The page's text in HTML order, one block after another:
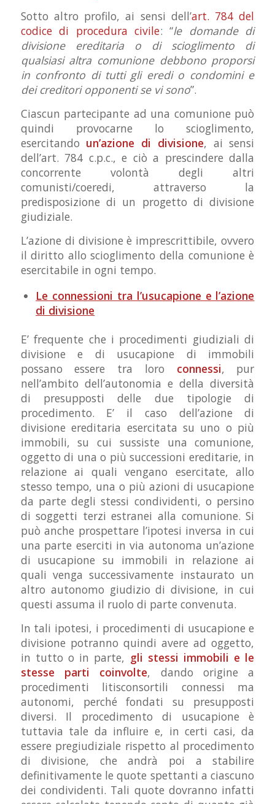
Sotto altro profilo, ai sensi dell’art. 784 del
codice di procedura civile: “le domande di
divisione ereditaria o di scioglimento di
qualsiasi altra comunione debbono proporsi
in confronto di tutti gli eredi o condomini e
dei creditori opponenti se vi sono”.
Ciascun partecipante ad una comunione può
quindi provocarne lo scioglimento,
esercitando un’azione di divisione, ai sensi
dell’art. 784 c.p.c., e ciò a prescindere dalla
concorrente volontà degli altri
comunisti/coeredi, attraverso la
predisposizione di un progetto di divisione
giudiziale.
L’azione di divisione è imprescrittibile, ovvero
il diritto allo scioglimento della comunione è
esercitabile in ogni tempo.
Le connessioni tra l’usucapione e l’azione
di divisione
E’ frequente che i procedimenti giudiziali di
divisione e di usucapione di immobili
possano essere tra loro connessi, pur
nell’ambito dell’autonomia e della diversità
di presupposti delle due tipologie di
procedimento. E’ il caso dell’azione di
divisione ereditaria esercitata su uno o più
immobili, su cui sussiste una comunione,
oggetto di una o più successioni ereditarie, in
relazione ai quali vengano esercitate, allo
stesso tempo, una o più azioni di usucapione
da parte degli stessi condividenti, o persino
di soggetti terzi estranei alla comunione. Si
può anche prospettare l’ipotesi inversa in cui
una parte eserciti in via autonoma un’azione
di usucapione su immobili in relazione ai
quali venga successivamente instaurato un
altro autonomo giudizio di divisione, in cui
questi assuma il ruolo di parte convenuta.
In tali ipotesi, i procedimenti di usucapione e
divisione potranno quindi avere ad oggetto,
in tutto o in parte, gli stessi immobili e le
stesse parti coinvolte, dando origine a
procedimenti litisconsortili connessi ma
autonomi, perché fondati su presupposti
diversi. Il procedimento di usucapione è
tuttavia tale da influire e, in certi casi, da
essere pregiudiziale rispetto al procedimento
di divisione, che andrà poi a stabilire
definitivamente le quote spettanti a ciascuno
dei condividenti. Tali quote dovranno infatti